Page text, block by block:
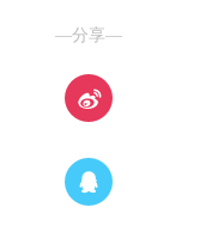
—分享—